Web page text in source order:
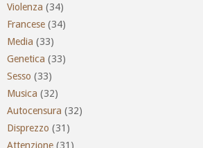
Violenza (34)
Francese (34)
Media (33)
Genetica (33)
Sesso (33)
Musica (32)
Autocensura (32)
Disprezzo (31)
Attenzione (31)